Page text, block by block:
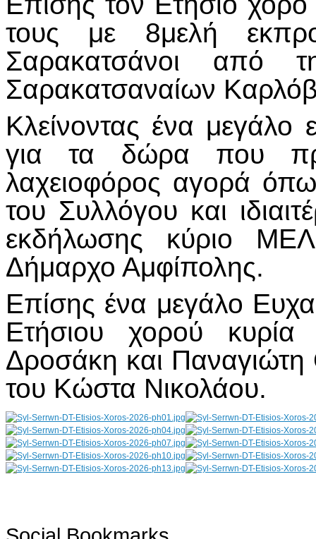
τους με 8μελή
Σαρακατσάνοι από
Σαρακατσαναίων
Κλείνοντας ένα μεγάλο
για τα δώρα που
λαχειοφόρος αγορά
του Συλλόγου και
εκδήλωσης κύριo
Δήμαρχο Αμφίπολης.
Επίσης ένα μεγάλο
Ετήσιου χορού
Δροσάκη και
του Κώστα Νικολάου.